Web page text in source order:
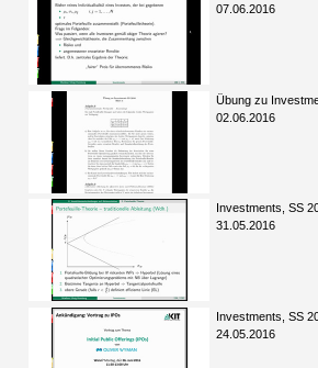
07.06.2016
Übung zu
02.06.2016
Investments, SS
31.05.2016
Investments, SS
24.05.2016